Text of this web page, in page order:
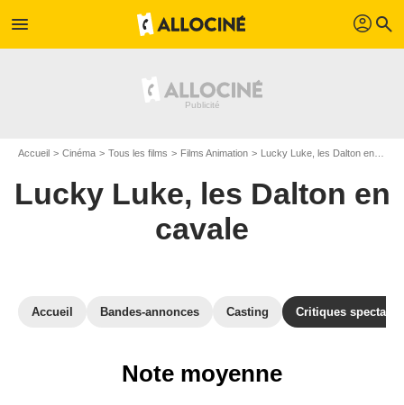
menu profil search
Accueil Cinéma Tous les films Films Animation Lucky Luke, les Dalton en cavale
Lucky Luke, les Dalton en
cavale
Accueil Bandes-annonces Casting Critiques
Note moyenne